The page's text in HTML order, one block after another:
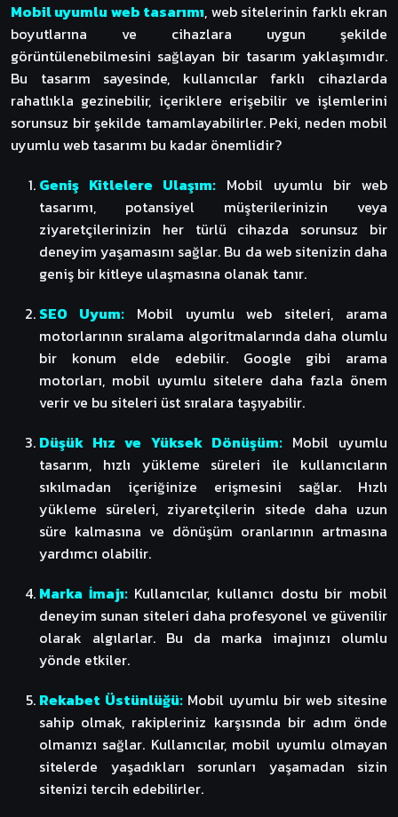
Mobil uyumlu web tasarımı, web sitelerinin farklı ekran
boyutlarına ve cihazlara uygun şekilde
görüntülenebilmesini sağlayan bir tasarım yaklaşımıdır.
Bu tasarım sayesinde, kullanıcılar farklı cihazlarda
rahatlıkla gezinebilir, içeriklere erişebilir ve işlemlerini
sorunsuz bir şekilde tamamlayabilirler. Peki, neden mobil
uyumlu web tasarımı bu kadar önemlidir?
Geniş Kitlelere Ulaşım: Mobil uyumlu bir web
tasarımı, potansiyel müşterilerinizin veya
ziyaretçilerinizin her türlü cihazda sorunsuz bir
deneyim yaşamasını sağlar. Bu da web sitenizin daha
geniş bir kitleye ulaşmasına olanak tanır.
SEO Uyum:Mobil uyumlu web siteleri, arama
motorlarının sıralama algoritmalarında daha olumlu
bir konum elde edebilir. Google gibi arama
motorları, mobil uyumlu sitelere daha fazla önem
verir ve bu siteleri üst sıralara taşıyabilir.
Düşük Hız ve Yüksek Dönüşüm:Mobil uyumlu
tasarım, hızlı yükleme süreleri ile kullanıcıların
sıkılmadan içeriğinize erişmesini sağlar. Hızlı
yükleme süreleri, ziyaretçilerin sitede daha uzun
süre kalmasına ve dönüşüm oranlarının artmasına
yardımcı olabilir.
Marka İmajı:Kullanıcılar, kullanıcı dostu bir mobil
deneyim sunan siteleri daha profesyonel ve güvenilir
olarak algılarlar. Bu da marka imajınızı olumlu
yönde etkiler.
Rekabet Üstünlüğü:Mobil uyumlu bir web sitesine
sahip olmak, rakipleriniz karşısında bir adım önde
olmanızı sağlar. Kullanıcılar, mobil uyumlu olmayan
sitelerde yaşadıkları sorunları yaşamadan sizin
sitenizi tercih edebilirler.